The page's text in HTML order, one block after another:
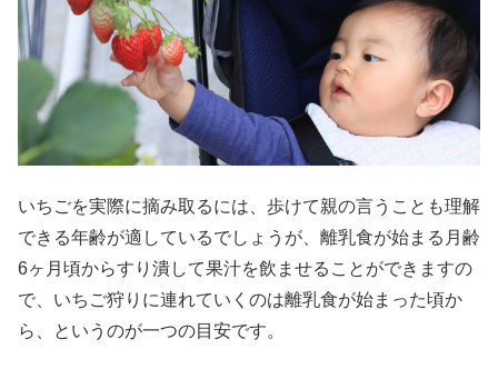
いちごを実際に摘み取るには、歩けて親の言うことも理解
できる年齢が適しているでしょうが、離乳食が始まる月齢
6ヶ月頃からすり潰して果汁を飲ませることができますの
で、いちご狩りに連れていくのは離乳食が始まった頃か
ら、というのが一つの目安です。